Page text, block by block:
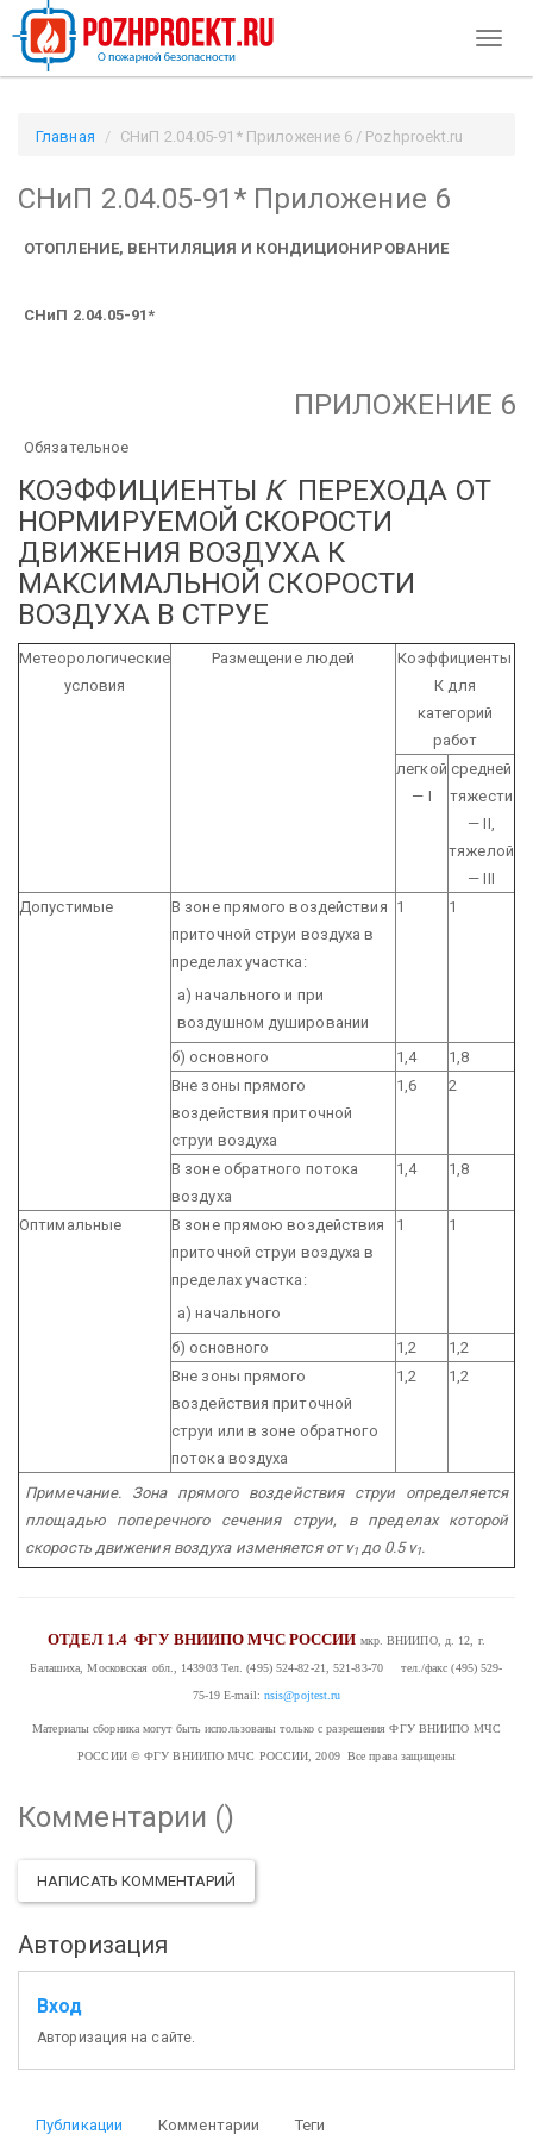
Главная СНиП 2.04.05-91* Приложение 6 / Pozhproekt.ru
СНиП 2.04.05-91* Приложение 6
ОТОПЛЕНИЕ, ВЕНТИЛЯЦИЯ И КОНДИЦИОНИРОВАНИЕ
СНиП 2.04.05-91*
ПРИЛОЖЕНИЕ 6
Обязательное
КОЭФФИЦИЕНТЫ КПЕРЕХОДА ОТ
НОРМИРУЕМОЙ СКОРОСТИ
ДВИЖЕНИЯ ВОЗДУХА К
МАКСИМАЛЬНОЙ СКОРОСТИ
ВОЗДУХА В СТРУЕ
Метеорологические
условия
Размещение людей
Коэффициенты
К для
категорий
работ
легкой
— I
средней
тяжести
— II,
тяжелой
— III
Допустимые
В зоне прямого воздействия
приточной струи воздуха в
пределах участка:
а) начального и при
воздушном душировании
1 1
б) основного 1,4
1,8
Вне зоны прямого
воздействия приточной
струи воздуха
1,6 2
В зоне обратного потока
воздуха
1,4 1,8
Оптимальные
В зоне прямою воздействия
приточной струи воздуха в
пределах участка:
а) начального
1 1
б) основного 1,2
1,2
Вне зоны прямого
воздействия приточной
струи или в зоне обратного
потока воздуха
1,2 1,2
Примечание. Зона прямого воздействия струи определяется
площадью поперечного сечения струи, в пределах которой
скорость движения воздуха изменяется от v1 до 0.5 v1.
ОТДЕЛ 1.4ФГУ ВНИИПО МЧС РОССИИ мкр. ВНИИПО, д. 12, г.
Балашиха, Московская обл., 143903Тел. (495) 524-82-21, 521-83-70 тел./факс (495) 529-
75-19 E-mail: nsis@pojtest.ru
Материалы сборника могут быть использованы только с разрешения ФГУ ВНИИПО МЧС
РОССИИ© ФГУ ВНИИПО МЧС РОССИИ, 2009 Все права защищены
Комментарии ()
НАПИСАТЬ КОММЕНТАРИЙ
Авторизация
Вход
Авторизация на сайте.
Публикации Комментарии Теги